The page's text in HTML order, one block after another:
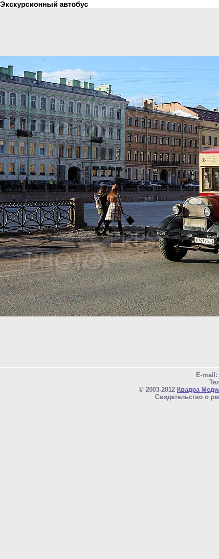
Экскурсионный автобус
E-mail:
© 2003-2012 Квадра
Свидетельство о